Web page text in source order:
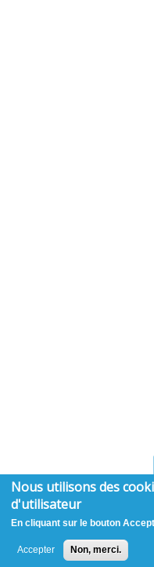
Nous utilisons des
d'utilisateur
En cliquant sur le bouton
Accepter Non, merci.